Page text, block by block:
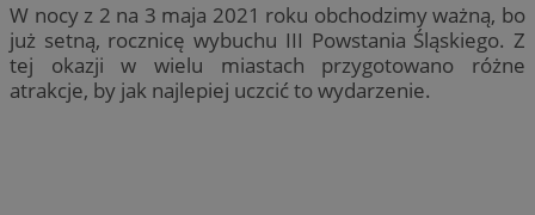
W nocy z 2 na 3 maja 2021 roku obchodzimy ważną, bo
już setną, rocznicę wybuchu III Powstania Śląskiego. Z
tej okazji w wielu miastach przygotowano różne
atrakcje, by jak najlepiej uczcić to wydarzenie.